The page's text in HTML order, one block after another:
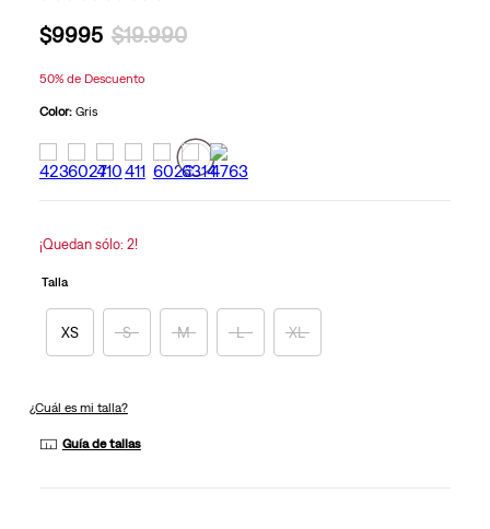
Enlace
en
misma
página.
$9995 $19.990
50%de Descuento
Color: Gris
¡Quedan sólo: 2!
Talla
XS S M L XL
¿Cuál es mi talla?
Guía de tallas